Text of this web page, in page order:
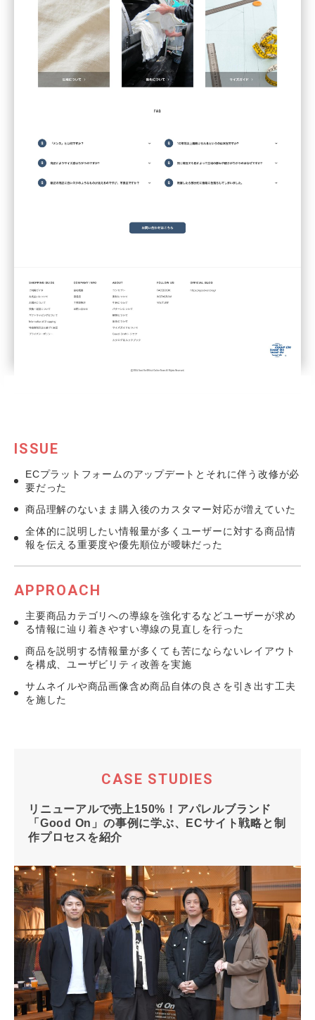
ISSUE
ECプラットフォームのアップデートとそれに伴う改修が必
要だった
商品理解のないまま購入後のカスタマー対応が増えていた
全体的に説明したい情報量が多くユーザーに対する商品情
報を伝える重要度や優先順位が曖昧だった
APPROACH
主要商品カテゴリへの導線を強化するなどユーザーが求め
る情報に辿り着きやすい導線の見直しを行った
商品を説明する情報量が多くても苦にならないレイアウト
を構成、ユーザビリティ改善を実施
サムネイルや商品画像含め商品自体の良さを引き出す工夫
を施した
CASE STUDIES
リニューアルで売上150%！アパレルブランド
「Good On」の事例に学ぶ、ECサイト戦略と制
作プロセスを紹介